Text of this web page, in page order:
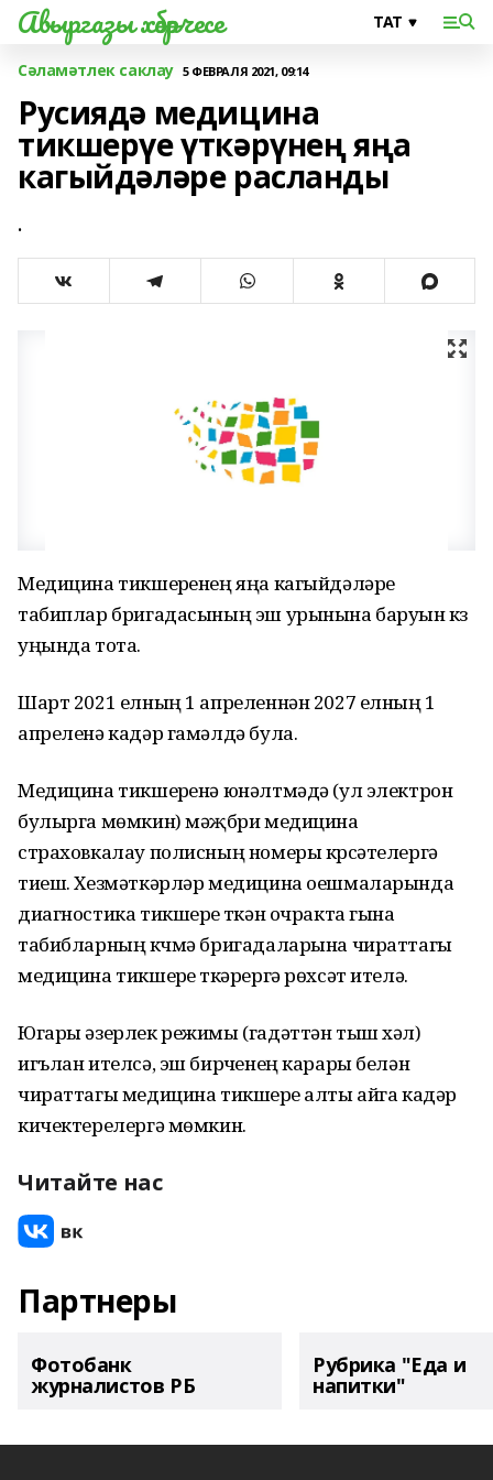
Авыргазы хәбәрчесе
Сәламәтлек саклау 5 ФЕВРАЛЯ 2021, 09:14
Русиядә медицина
тикшерүе үткәрүнең яңа
кагыйдәләре расланды
.
Медицина тикшерүенең яңа кагыйдәләре
табиплар бригадасының эш урынына баруын күз
уңында тота.
Шарт 2021 елның 1 апреленнән 2027 елның 1
апреленә кадәр гамәлдә була.
Медицина тикшерүенә юнәлтмәдә (ул электрон
булырга мөмкин) мәҗбүри медицина
страховкалау полисның номеры күрсәтелергә
тиеш. Хезмәткәрләр медицина оешмаларында
диагностика тикшерүе үткән очракта гына
табибларның күчмә бригадаларына чираттагы
медицина тикшерүе үткәрергә рөхсәт ителә.
Югары әзерлек режимы (гадәттән тыш хәл)
игълан ителсә, эш бирүченең карары белән
чираттагы медицина тикшерүе алты айга кадәр
кичектерелергә мөмкин.
Читайте нас
Партнеры
Фотобанк
журналистов РБ
Рубрика "Еда и
напитки"